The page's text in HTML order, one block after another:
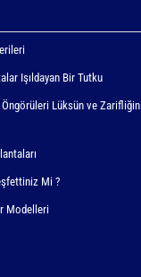
Işıldayan Bir Tutku
Öngörüleri Lüksün ve Zarifliğin
Mi ?
Modelleri